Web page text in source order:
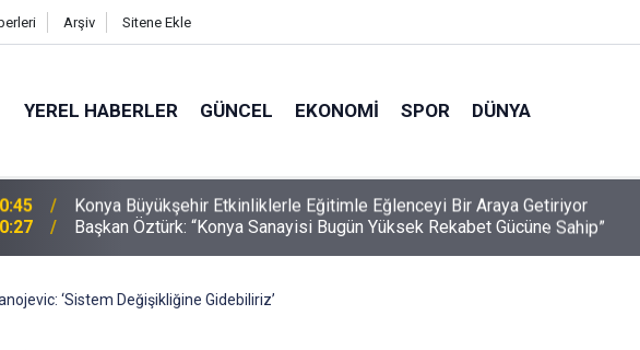
Arşiv Sitene Ekle
YEREL HABERLER GÜNCEL EKONOMI SPOR DÜNYA
Başkan Öztürk: “Konya Sanayisi Bugün Yüksek Rekabet Gücüne Sahip”
‘Sistem Değişikliğine Gidebiliriz’